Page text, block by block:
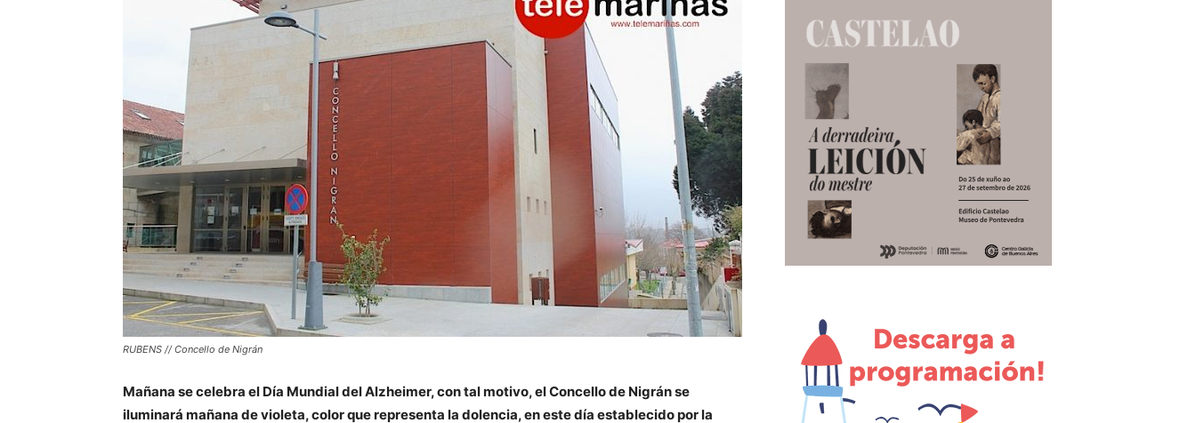
RUBENS // Concello de Nigrán
Mañana se celebra el Día Mundial del Alzheimer, con tal motivo, el Concello de Nigrán se
iluminará mañana de violeta, color que representa la dolencia, en este día establecido por la